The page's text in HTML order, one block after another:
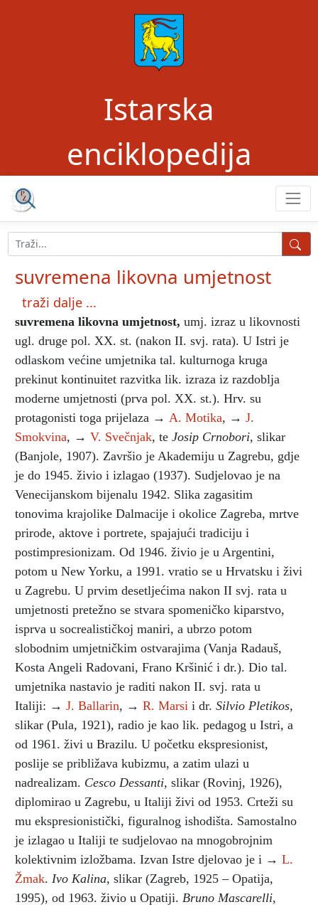
Istarska
enciklopedija
suvremena likovna umjetnost
traži dalje ...
suvremena likovna umjetnost, umj. izraz u likovnosti
ugl. druge pol. XX. st. (nakon II. svj. rata). U Istri je
odlaskom većine umjetnika tal. kulturnoga kruga
prekinut kontinuitet razvitka lik. izraza iz razdoblja
moderne umjetnosti (prva pol. XX. st.). Hrv. su
protagonisti toga prijelaza → A. Motika, → J.
Smokvina, → V. Svečnjak, te Josip Crnobori, slikar
(Banjole, 1907). Završio je Akademiju u Zagrebu, gdje
je do 1945. živio i izlagao (1937). Sudjelovao je na
Venecijanskom bijenalu 1942. Slika zagasitim
tonovima krajolike Dalmacije i okolice Zagreba, mrtve
prirode, aktove i portrete, spajajući tradiciju i
postimpresionizam. Od 1946. živio je u Argentini,
potom u New Yorku, a 1991. vratio se u Hrvatsku i živi
u Zagrebu. U prvim desetljećima nakon II svj. rata u
umjetnosti pretežno se stvara spomeničko kiparstvo,
isprva u socrealističkoj maniri, a ubrzo potom
slobodnim umjetničkim ostvarajima (Vanja Radauš,
Kosta Angeli Radovani, Frano Kršinić i dr.). Dio tal.
umjetnika nastavio je raditi nakon II. svj. rata u
Italiji: → J. Ballarin, → R. Marsi i dr. Silvio Pletikos,
slikar (Pula, 1921), radio je kao lik. pedagog u Istri, a
od 1961. živi u Brazilu. U početku ekspresionist,
poslije se približava kubizmu, a zatim ulazi u
nadrealizam. Cesco Dessanti, slikar (Rovinj, 1926),
diplomirao u Zagrebu, u Italiji živi od 1953. Crteži su
mu ekspresionistički, figuralnog ishodišta. Samostalno
je izlagao u Italiji te sudjelovao na mnogobrojnim
kolektivnim izložbama. Izvan Istre djelovao je i → L.
Žmak. Ivo Kalina, slikar (Zagreb, 1925 – Opatija,
1995), od 1963. živio u Opatiji. Bruno Mascarelli,